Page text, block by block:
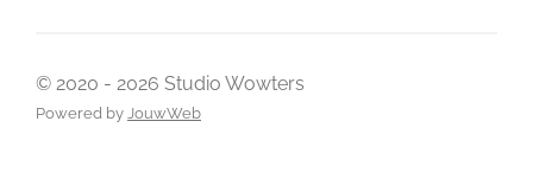
© 2020 - 2026 Studio Wowters
Powered by JouwWeb